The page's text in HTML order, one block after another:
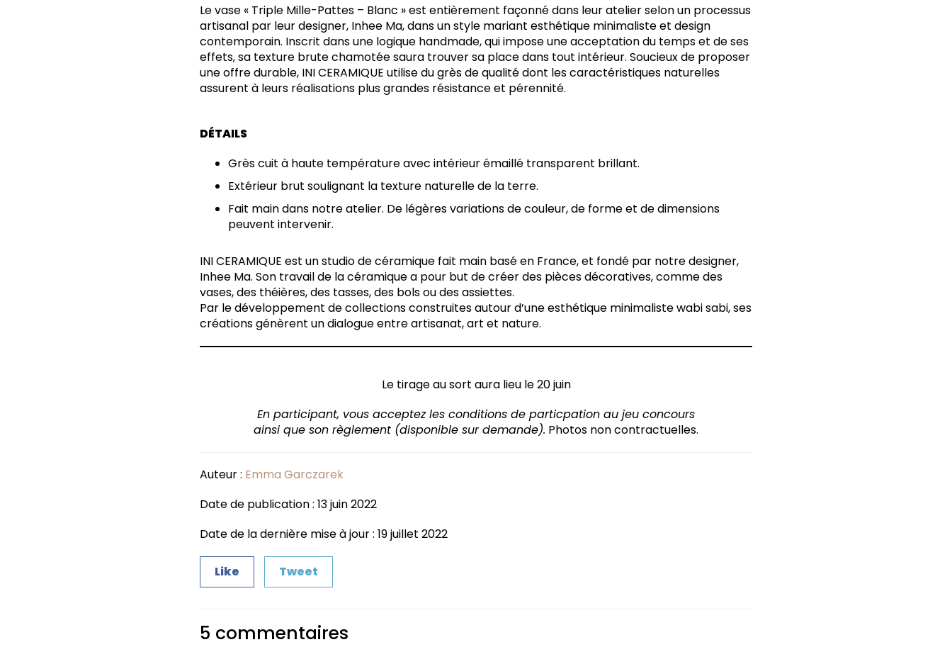
Le vase « Triple Mille-Pattes – Blanc » est entièrement façonné dans leur atelier selon un processus
artisanal par leur designer, Inhee Ma, dans un style mariant esthétique minimaliste et design
contemporain. Inscrit dans une logique handmade, qui impose une acceptation du temps et de ses
effets, sa texture brute chamotée saura trouver sa place dans tout intérieur. Soucieux de proposer
une offre durable, INI CERAMIQUE utilise du grès de qualité dont les caractéristiques naturelles
assurent à leurs réalisations plus grandes résistance et pérennité.
DÉTAILS
Grès cuit à haute température avec intérieur émaillé transparent brillant.
Extérieur brut soulignant la texture naturelle de la terre.
Fait main dans notre atelier. De légères variations de couleur, de forme et de dimensions
peuvent intervenir.
INI CERAMIQUE est un studio de céramique fait main basé en France, et fondé par notre designer,
Inhee Ma. Son travail de la céramique a pour but de créer des pièces décoratives, comme des
vases, des théières, des tasses, des bols ou des assiettes.
Par le développement de collections construites autour d’une esthétique minimaliste wabi sabi, ses
créations génèrent un dialogue entre artisanat, art et nature.
Le tirage au sort aura lieu le 20 juin
En participant, vous acceptez les conditions de particpation au jeu concours
ainsi que son règlement (disponible sur demande). Photos non contractuelles.
Auteur : Emma Garczarek
Date de publication : 13 juin 2022
Date de la dernière mise à jour : 19 juillet 2022
Like Tweet
5 commentaires